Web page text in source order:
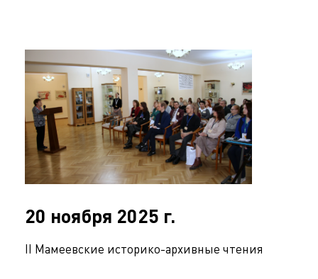
20 ноября 2025 г.
II Мамеевскиe историко-архивные чтения